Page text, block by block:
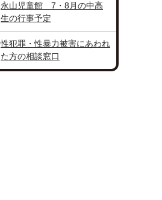
永山児童館 7・8月の中高
生の行事予定
性犯罪・性暴力被害にあわれ
た方の相談窓口